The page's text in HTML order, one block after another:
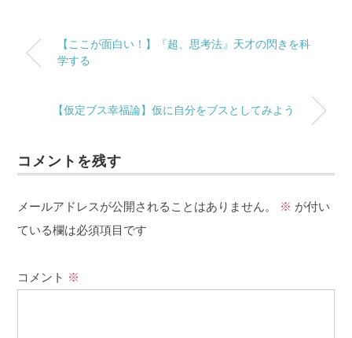
【ここが面白い！】『超、思考法』天才の閃きを科
学する
【仮定ブス幸福論】仮に自分をブスとしてみよう
コメントを残す
メールアドレスが公開されることはありません。 ※ が付い
ている欄は必須項目です
コメント ※